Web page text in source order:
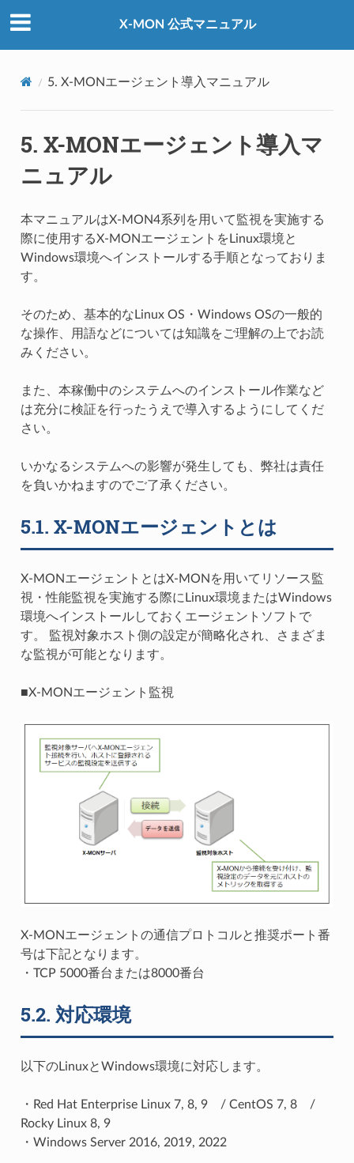
X-MON 公式マニュアル
5. X-MONエージェント導入マニュアル
5. X-MONエージェント導入マ
ニュアル
本マニュアルはX-MON4系列を用いて監視を実施する
際に使用するX-MONエージェントをLinux環境と
Windows環境へインストールする手順となっておりま
す。
そのため、基本的なLinux OS・Windows OSの一般的
な操作、用語などについては知識をご理解の上でお読
みください。
また、本稼働中のシステムへのインストール作業など
は充分に検証を行ったうえで導入するようにしてくだ
さい。
いかなるシステムへの影響が発生しても、弊社は責任
を負いかねますのでご了承ください。
5.1. X-MONエージェントとは
X-MONエージェントとはX-MONを用いてリソース監
視・性能監視を実施する際にLinux環境またはWindows
環境へインストールしておくエージェントソフトで
す。 監視対象ホスト側の設定が簡略化され、さまざま
な監視が可能となります。
■X-MONエージェント監視
X-MONエージェントの通信プロトコルと推奨ポート番
号は下記となります。
・TCP 5000番台または8000番台
5.2. 対応環境
以下のLinuxとWindows環境に対応します。
・Red Hat Enterprise Linux 7, 8, 9 / CentOS 7, 8 /
Rocky Linux 8, 9
・Windows Server 2016, 2019, 2022